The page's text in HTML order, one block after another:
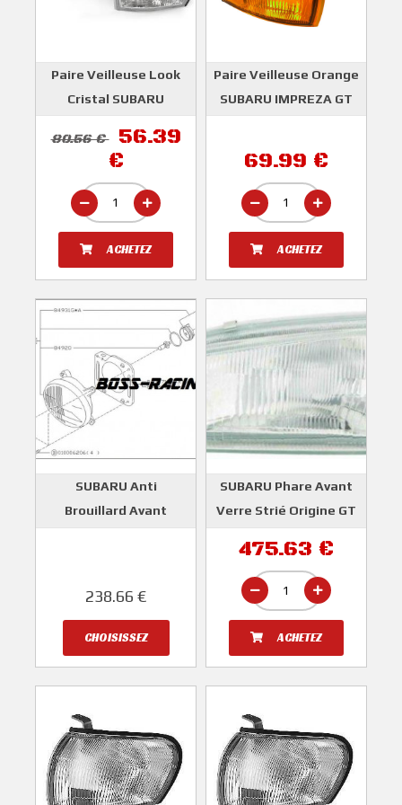
Paire Veilleuse Look
Cristal SUBARU
DEPO
80.56 €
56.39
€
ACHETEZ
Paire Veilleuse Orange
SUBARU IMPREZA GT
69.99 €
ACHETEZ
SUBARU Anti
Brouillard Avant
238.66 €
CHOISISSEZ
SUBARU Phare Avant
Verre Strié Origine GT
SUBARU
475.63 €
ACHETEZ